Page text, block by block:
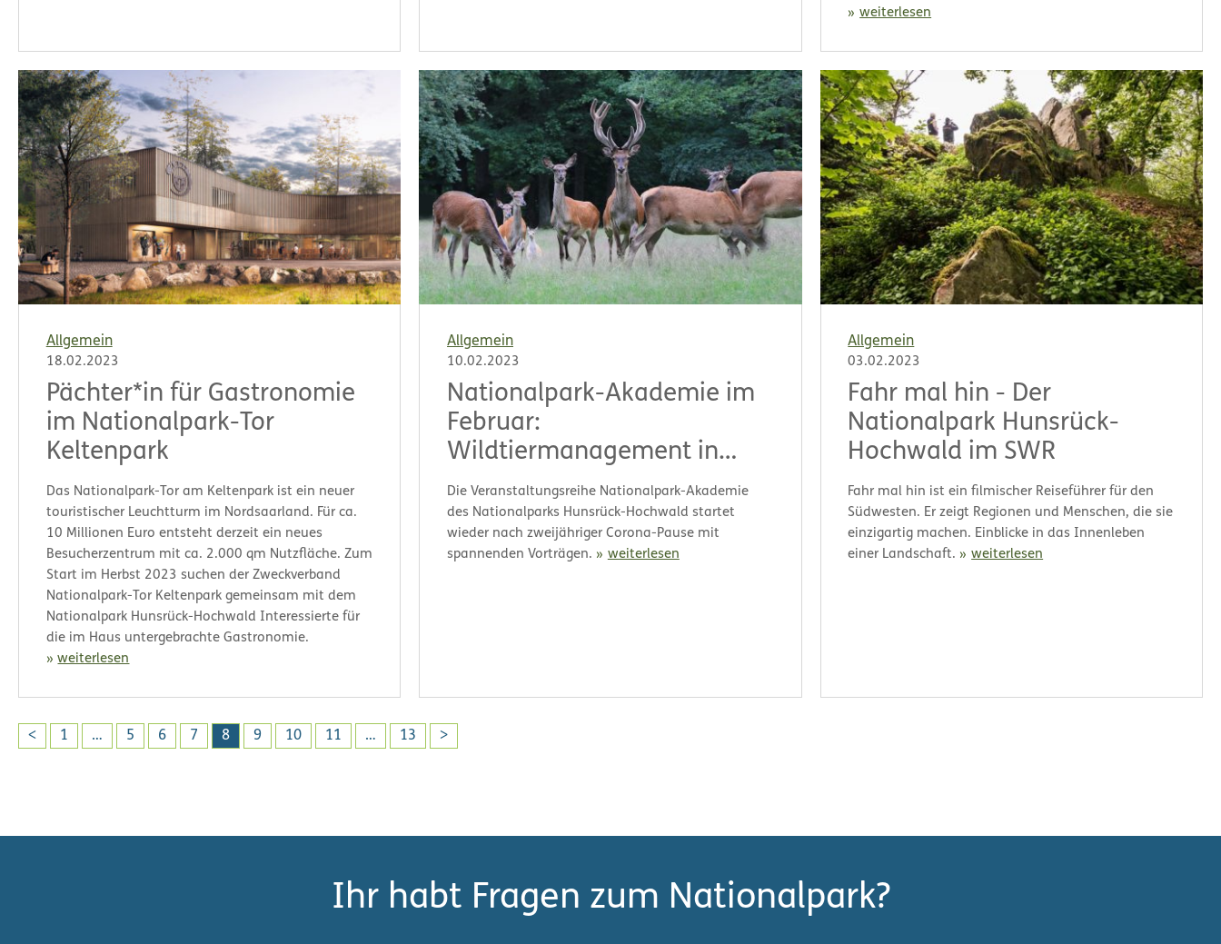
weiterlesen
Allgemein
18.02.2023
Pächter*in für Gastronomie
im Nationalpark-Tor
Keltenpark
Das Nationalpark-Tor am Keltenpark ist ein neuer
touristischer Leuchtturm im Nordsaarland. Für ca.
10 Millionen Euro entsteht derzeit ein neues
Besucherzentrum mit ca. 2.000 qm Nutzfläche. Zum
Start im Herbst 2023 suchen der Zweckverband
Nationalpark-Tor Keltenpark gemeinsam mit dem
Nationalpark Hunsrück-Hochwald Interessierte für
die im Haus untergebrachte Gastronomie.
weiterlesen
Allgemein
10.02.2023
Nationalpark-Akademie im
Februar:
Wildtiermanagement in
Schutzgebieten
Die Veranstaltungsreihe Nationalpark-Akademie
des Nationalparks Hunsrück-Hochwald startet
wieder nach zweijähriger Corona-Pause mit
spannenden Vorträgen.
weiterlesen
Allgemein
03.02.2023
Fahr mal hin - Der
Nationalpark Hunsrück-
Hochwald im SWR
Fahr mal hin ist ein filmischer Reiseführer für den
Südwesten. Er zeigt Regionen und Menschen, die sie
einzigartig machen. Einblicke in das Innenleben
einer Landschaft.
weiterlesen
S< 1 … 5 6 7 8 9 10 11 … 13 >
Ihr habt Fragen zum Nationalpark?